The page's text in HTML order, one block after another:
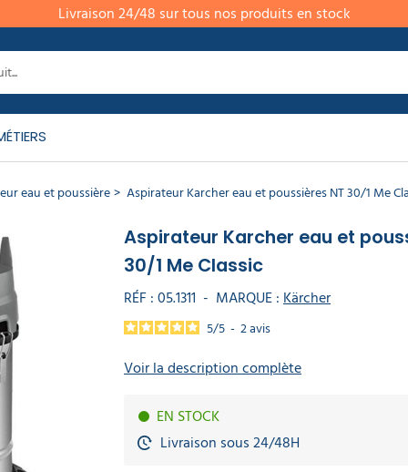
Livraison 24/48 sur tous nos produits en stock
eau et poussière Aspirateur Karcher eau et poussières NT 30/1 Me
Aspirateur Karcher eau et
30/1 Me Classic
RÉF :05.1311 - MARQUE :Kärcher
5/5 - 2avis
Voir la description complète
EN STOCK
Livraison sous 24/48H